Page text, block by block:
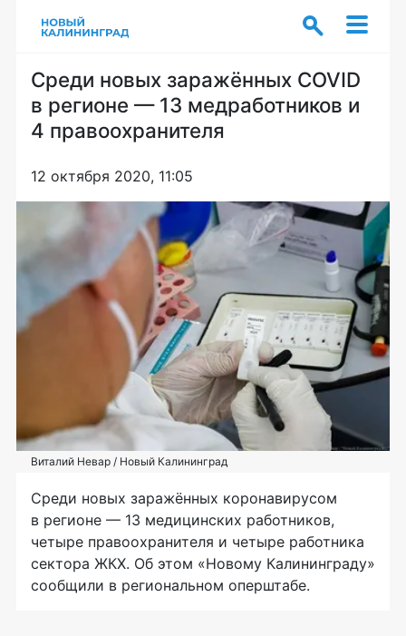
Среди новых заражённых COVID
в регионе — 13 медработников и
4 правоохранителя
12 октября 2020, 11:05
Виталий Невар / Новый Калининград
Среди новых заражённых коронавирусом
в регионе — 13 медицинских работников,
четыре правоохранителя и четыре работника
сектора ЖКХ. Об этом «Новому Калининграду»
сообщили в региональном оперштабе.